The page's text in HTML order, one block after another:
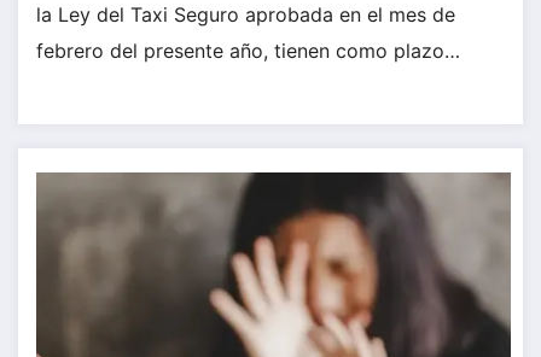
la Ley del Taxi Seguro aprobada en el mes de
febrero del presente año, tienen como plazo…